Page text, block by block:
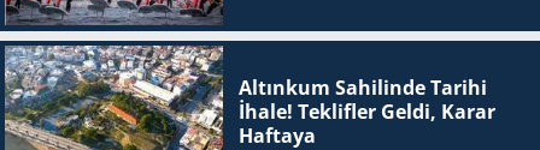
Altınkum Sahilinde Tarihi
İhale! Teklifler Geldi, Karar
Haftaya